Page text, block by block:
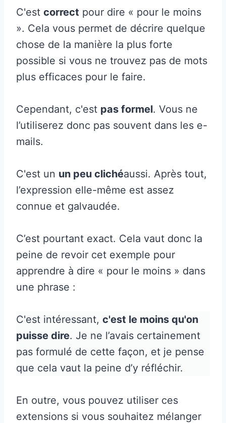
C'est correct pour dire « pour le moins
». Cela vous permet de décrire quelque
chose de la manière la plus forte
possible si vous ne trouvez pas de mots
plus efficaces pour le faire.
Cependant, c'est pas formel. Vous ne
l’utiliserez donc pas souvent dans les e-
mails.
C'est un un peu clichéaussi. Après tout,
l’expression elle-même est assez
connue et galvaudée.
C’est pourtant exact. Cela vaut donc la
peine de revoir cet exemple pour
apprendre à dire « pour le moins » dans
une phrase :
C'est intéressant, c'est le moins qu'on
puisse dire. Je ne l’avais certainement
pas formulé de cette façon, et je pense
que cela vaut la peine d’y réfléchir.
En outre, vous pouvez utiliser ces
extensions si vous souhaitez mélanger